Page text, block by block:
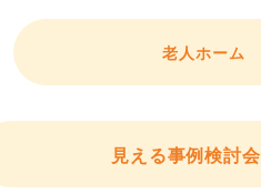
老人ホーム
見える事例検討会